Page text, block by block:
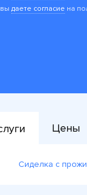
выдаете согласие на
Цены
Сиделка с